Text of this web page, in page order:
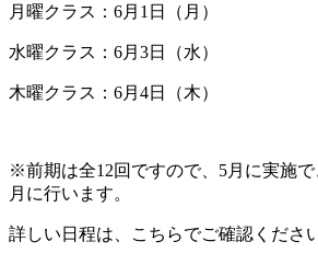
月曜クラス：6月1日（月）
水曜クラス：6月3日（水）
木曜クラス：6月4日（木）
※前期は全12回ですので、5月に実施
月に行います。
詳しい日程は、こちらでご確認くださ